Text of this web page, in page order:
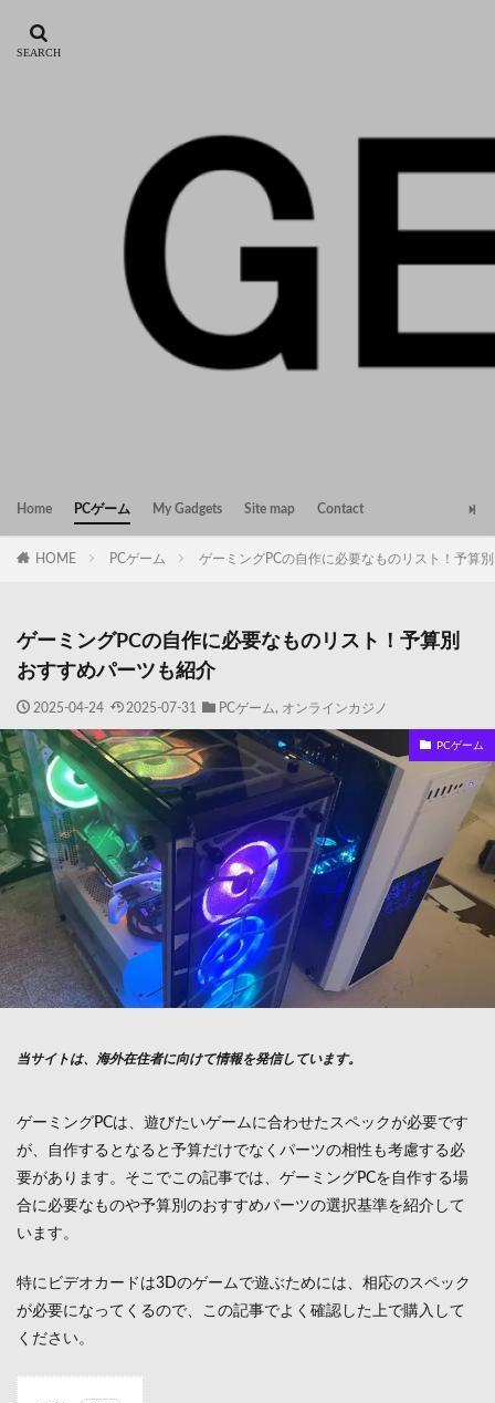
Home PCゲーム My Gadgets Site map Contact
HOME PCゲーム ゲーミングPCの自作に必要なものリスト！予算
ゲーミングPCの自作に必要なものリスト！予算別
おすすめパーツも紹介
2025-04-24 2025-07-31 PCゲーム , オンラインカジノ
PCゲーム
当サイトは、海外在住者に向けて情報を発信しています。
ゲーミングPCは、遊びたいゲームに合わせたスペックが必要です
が、自作するとなると予算だけでなくパーツの相性も考慮する必
要があります。そこでこの記事では、ゲーミングPCを自作する場
合に必要なものや予算別のおすすめパーツの選択基準を紹介して
います。
特にビデオカードは3Dのゲームで遊ぶためには、相応のスペック
が必要になってくるので、この記事でよく確認した上で購入して
ください。